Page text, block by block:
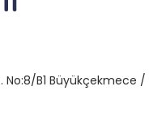
B1 Büyükçekmece /